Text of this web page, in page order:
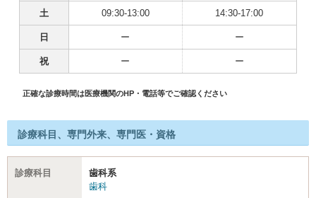
土 09:30-13:00 14:30-17:00
日 ー ー
祝 ー ー
正確な診療時間は医療機関のHP・電話等でご確認ください
診療科目、専門外来、専門医・資格
診療科目
歯科系
歯科